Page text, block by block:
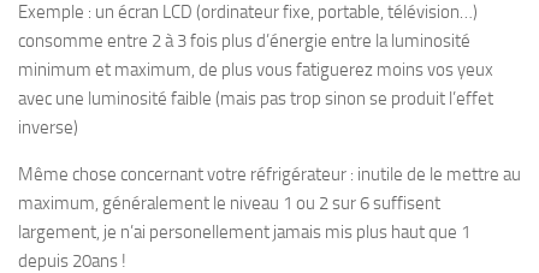
Exemple : un écran LCD (ordinateur fixe, portable, télévision…)
consomme entre 2 à 3 fois plus d’énergie entre la luminosité
minimum et maximum, de plus vous fatiguerez moins vos yeux
avec une luminosité faible (mais pas trop sinon se produit l’effet
inverse)
Même chose concernant votre réfrigérateur : inutile de le mettre au
maximum, généralement le niveau 1 ou 2 sur 6 suffisent
largement, je n’ai personellement jamais mis plus haut que 1
depuis 20ans !